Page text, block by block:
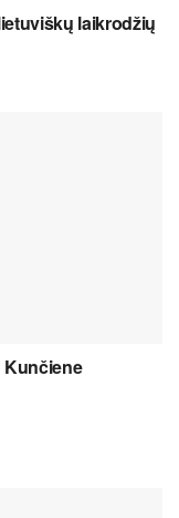
laikrodžių
Kunčiene